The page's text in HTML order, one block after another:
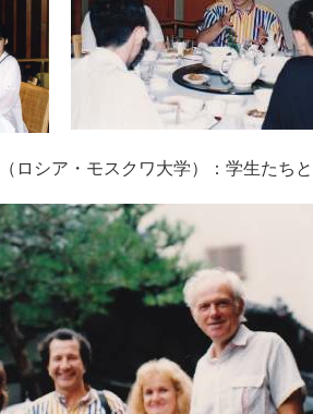
ロシア・モスクワ大学）：学生たち